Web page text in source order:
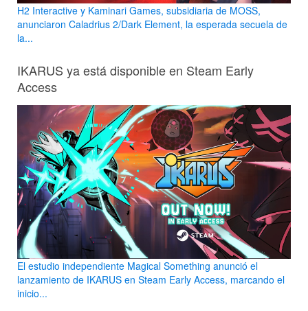
H2 Interactive y Kaminari Games, subsidiaria de MOSS,
anunciaron Caladrius 2/Dark Element, la esperada secuela de
la...
IKARUS ya está disponible en Steam Early
Access
El estudio independiente Magical Something anunció el
lanzamiento de IKARUS en Steam Early Access, marcando el
inicio...